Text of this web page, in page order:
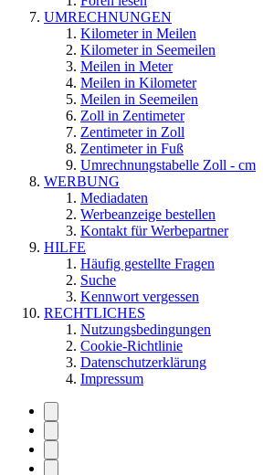
UMRECHNUNGEN
Kilometer in Meilen
Kilometer in Seemeilen
Meilen in Meter
Meilen in Kilometer
Meilen in Seemeilen
Zoll in Zentimeter
Zentimeter in Zoll
Zentimeter in Fuß
Umrechnungstabelle Zoll - cm
WERBUNG
Mediadaten
Werbeanzeige bestellen
Kontakt für Werbepartner
HILFE
Häufig gestellte Fragen
Suche
Kennwort vergessen
RECHTLICHES
Nutzungsbedingungen
Cookie-Richtlinie
Datenschutzerklärung
Impressum